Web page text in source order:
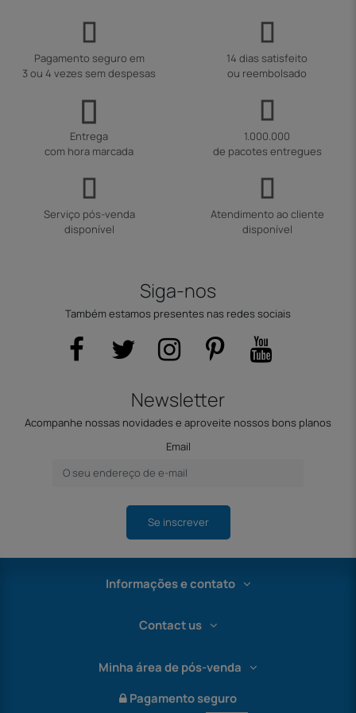
Pagamento seguro em
3 ou 4 vezes sem despesas
14 dias satisfeito
ou reembolsado
Entrega
com hora marcada
1.000.000
de pacotes entregues
Serviço pós-venda
disponível
Atendimento ao cliente
disponível
Siga-nos
Também estamos presentes nas redes sociais
Newsletter
Acompanhe nossas novidades e aproveite nossos bons planos
Email
Se inscrever
Informações e contato
Contact us
Minha área de pós-venda
Pagamento seguro